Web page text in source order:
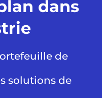
dans
de
solutions de